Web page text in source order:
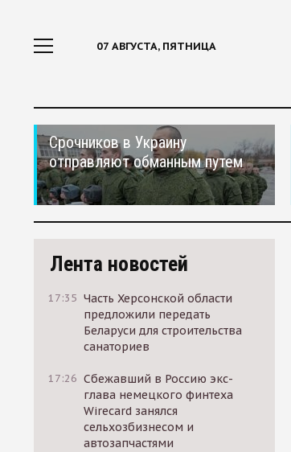
07 АВГУСТА, ПЯТНИЦА
Срочников в Украину
отправляют обманным путем
Лента новостей
17:35 Часть Херсонской области
предложили передать
Беларуси для строительства
санаториев
17:26 Сбежавший в Россию экс-
глава немецкого финтеха
Wirecard занялся
сельхозбизнесом и
автозапчастями